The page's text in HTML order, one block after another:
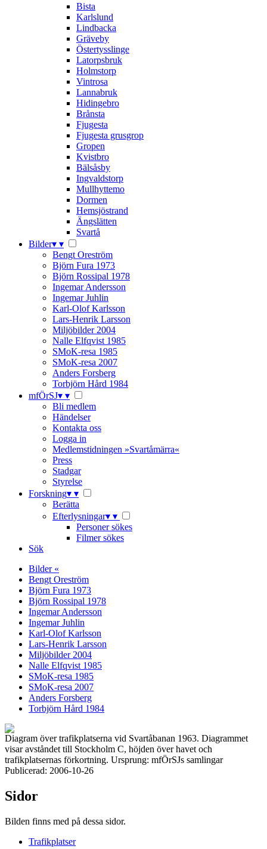
Bista
Karlslund
Lindbacka
Gräveby
Östertysslinge
Latorpsbruk
Holmstorp
Vintrosa
Lannabruk
Hidingebro
Brånsta
Fjugesta
Fjugesta grusgrop
Gropen
Kvistbro
Bälsåsby
Ingvaldstorp
Mullhyttemo
Dormen
Hemsjöstrand
Ängslätten
Svartå
Bilder▾ ▾
Bengt Oreström
Björn Fura 1973
Björn Rossipal 1978
Ingemar Andersson
Ingemar Juhlin
Karl-Olof Karlsson
Lars-Henrik Larsson
Miljöbilder 2004
Nalle Elfqvist 1985
SMoK-resa 1985
SMoK-resa 2007
Anders Forsberg
Torbjörn Hård 1984
mfÖrSJ▾ ▾
Bli medlem
Händelser
Kontakta oss
Logga in
Medlemstidningen »Svartåmärra«
Press
Stadgar
Styrelse
Forskning▾ ▾
Berätta
Efterlysningar▾ ▾
Personer sökes
Filmer sökes
Sök
Bilder «
Bengt Oreström
Björn Fura 1973
Björn Rossipal 1978
Ingemar Andersson
Ingemar Juhlin
Karl-Olof Karlsson
Lars-Henrik Larsson
Miljöbilder 2004
Nalle Elfqvist 1985
SMoK-resa 1985
SMoK-resa 2007
Anders Forsberg
Torbjörn Hård 1984
Diagram över trafikplatserna vid Svartåbanan 1963. Diagrammet
visar avståndet till Stockholm C, höjden över havet och
trafikplatsernas förkortning. Ursprung: mfÖrSJs samlingar
Publicerad: 2006-10-26
Sidor
Bilden finns med på dessa sidor.
Trafikplatser